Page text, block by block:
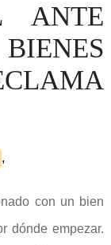
ANTE
,
con un bien
dónde empezar.